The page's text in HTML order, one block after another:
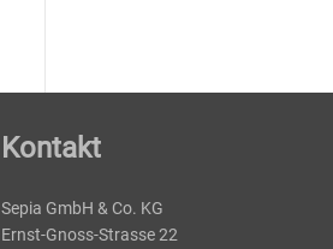
Kontakt
Sepia GmbH & Co. KG
Ernst-Gnoss-Strasse 22